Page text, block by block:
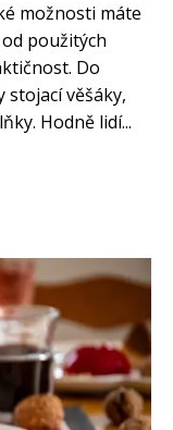
možnosti máte
použitých
Do
stojací věšáky,
Hodně lidí...